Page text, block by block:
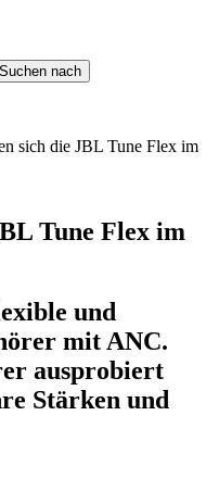
Suchen nach
sich die JBL Tune Flex im
Tune Flex im
und
mit ANC.
ausprobiert
Stärken und